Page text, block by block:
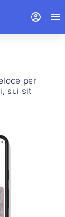
per
sui siti
account_circle menu